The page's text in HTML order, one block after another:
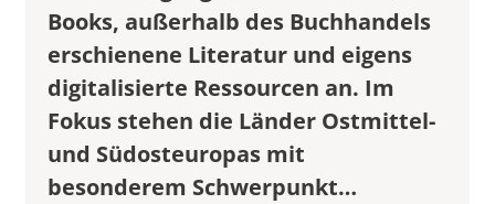
Books, außerhalb des Buchhandels
erschienene Literatur und eigens
digitalisierte Ressourcen an. Im
Fokus stehen die Länder Ostmittel-
und Südosteuropas mit
besonderem Schwerpunkt…